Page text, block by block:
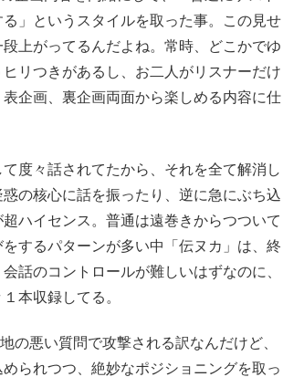
」というスタイルを取った事。この見せ
上がってるんだよね。常時、どこかでゆ
リつきがあるし、お二人がリスナーだけ
企画、裏企画両面から楽しめる内容に仕
度々話されてたから、それを全て解消し
の核心に話を振ったり、逆に急にぶち込
ハイセンス。普通は遠巻きからつついて
するパターンが多い中「伝ヌカ」は、終
話のコントロールが難しいはずなのに、
本収録してる。
悪い質問で攻撃される訳なんだけど、
られつつ、絶妙なポジショニングを取っ